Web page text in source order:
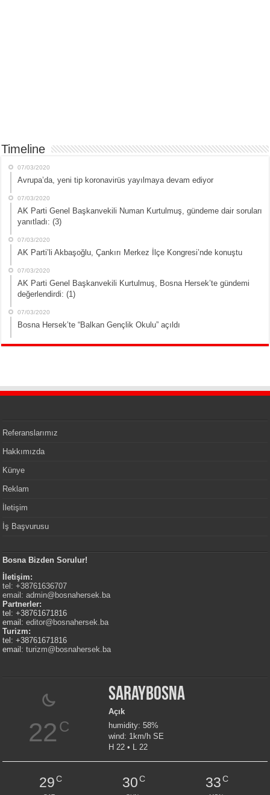
Timeline
07/03/2020
Avrupa’da, yeni tip koronavirüs yayılmaya devam ediyor
07/03/2020
AK Parti Genel Başkanvekili Numan Kurtulmuş, gündeme dair soruları
yanıtladı: (3)
07/03/2020
AK Parti’li Akbaşoğlu, Çankırı Merkez İlçe Kongresi’nde konuştu
07/03/2020
AK Parti Genel Başkanvekili Kurtulmuş, Bosna Hersek’te gündemi
değerlendirdi: (1)
07/03/2020
Bosna Hersek’te “Balkan Gençlik Okulu” açıldı
Referanslarımız
Hakkımızda
Künye
Reklam
İletişim
İş Başvurusu
Bosna Bizden Sorulur!
İletişim:
tel: +38761636707
email:admin@bosnahersek.ba
Partnerler:
tel: +38761671816
email:editor@bosnahersek.ba
Turizm:
tel: +38761671816
email:turizm@bosnahersek.ba
22 C
Saraybosna
Açık
humidity: 58%
wind: 1km/h SE
H 22 • L 22
29C 30C 33C